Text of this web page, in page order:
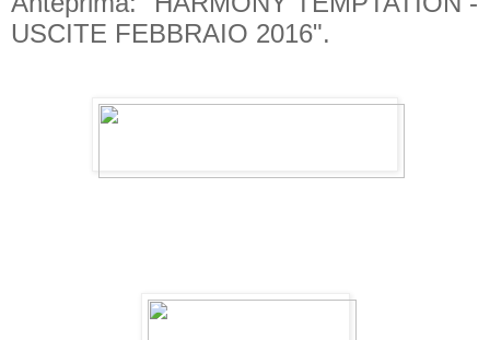
USCITE FEBBRAIO 2016".